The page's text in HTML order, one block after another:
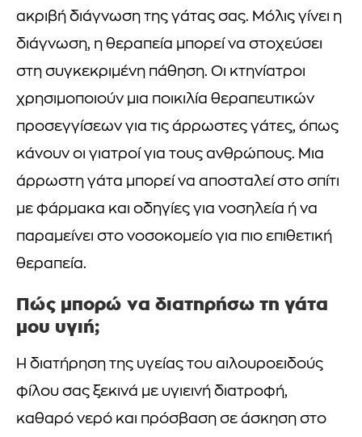
ακριβή διάγνωση της γάτας σας. Μόλις γίνει η
διάγνωση, η θεραπεία μπορεί να στοχεύσει
στη συγκεκριμένη πάθηση. Οι κτηνίατροι
χρησιμοποιούν μια ποικιλία θεραπευτικών
προσεγγίσεων για τις άρρωστες γάτες, όπως
κάνουν οι γιατροί για τους ανθρώπους. Μια
άρρωστη γάτα μπορεί να αποσταλεί στο σπίτι
με φάρμακα και οδηγίες για νοσηλεία ή να
παραμείνει στο νοσοκομείο για πιο επιθετική
θεραπεία.
Πώς μπορώ να διατηρήσω τη γάτα
μου υγιή;
Η διατήρηση της υγείας του αιλουροειδούς
φίλου σας ξεκινά με υγιεινή διατροφή,
καθαρό νερό και πρόσβαση σε άσκηση στο